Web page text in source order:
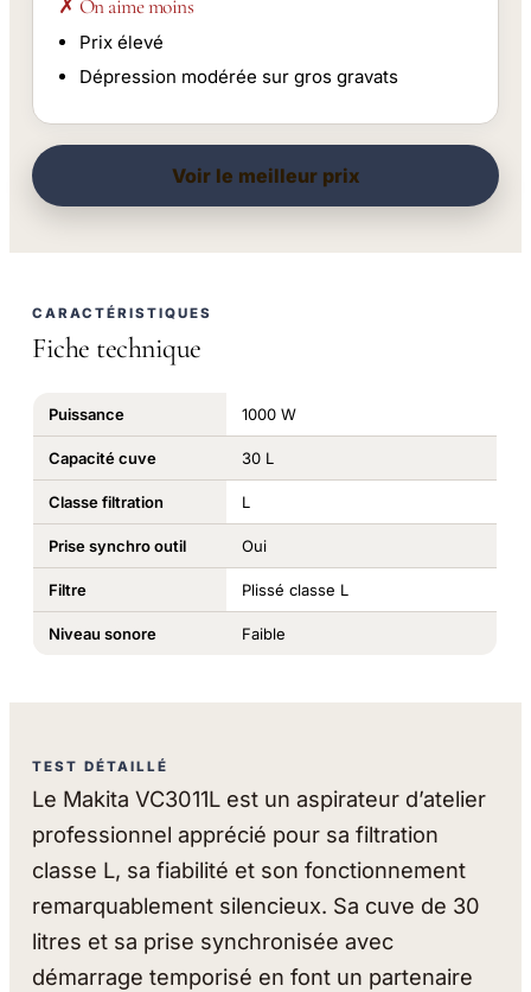
✗ On aime moins
Prix élevé
Dépression modérée sur gros gravats
Voir le meilleur prix
CARACTÉRISTIQUES
Fiche technique
Puissance 1000 W
Capacité cuve 30 L
Classe filtration L
Prise synchro outil Oui
Filtre Plissé classe L
Niveau sonore Faible
TEST DÉTAILLÉ
Le Makita VC3011L est un aspirateur d’atelier
professionnel apprécié pour sa filtration
classe L, sa fiabilité et son fonctionnement
remarquablement silencieux. Sa cuve de 30
litres et sa prise synchronisée avec
démarrage temporisé en font un partenaire